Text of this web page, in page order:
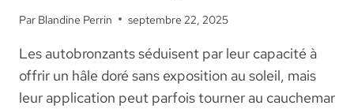
Par Blandine Perrin septembre 22, 2025
Les autobronzants séduisent par leur capacité à
offrir un hâle doré sans exposition au soleil, mais
leur application peut parfois tourner au cauchemar